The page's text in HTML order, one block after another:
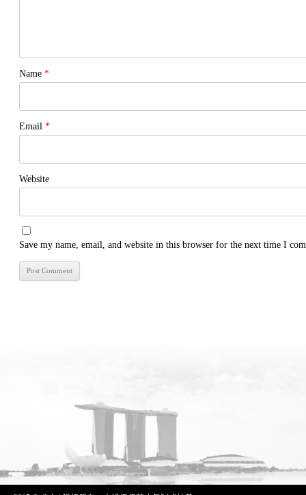
Name *
Email *
Website
Save my name, email, and website in this browser for the next time I